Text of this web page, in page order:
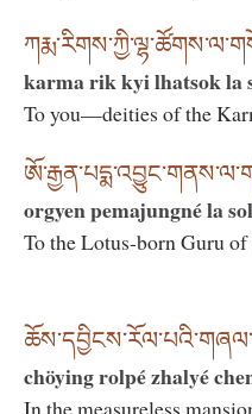
karma rik kyi lhatsok la
To you—deities of the
orgyen pemajungné la
To the Lotus-born Guru
chöying rolpé zhalyé
In the measureless